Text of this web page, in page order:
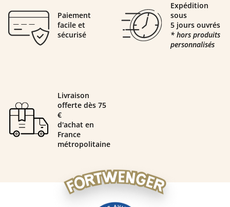
Paiement
facile et
sécurisé
Expédition
sous
5 jours ouvrés
* hors produits
personnalisés
Livraison
offerte dès 75
€
d'achat en
France
métropolitaine